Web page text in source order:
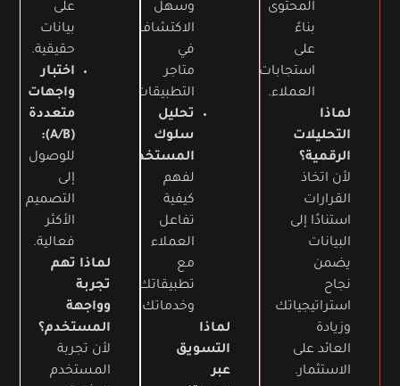
المحتوى
بناءً
على
استجابات
العملاء.
لماذا
التحليلات
الرقمية؟
لأن اتخاذ
القرارات
استنادًا إلى
البيانات
يضمن
نجاح
استراتيجياتك
وزيادة
العائد على
الاستثمار.
وسهل
الاكتشاف
في
متاجر
التطبيقات.
تحليل
سلوك
المستخدم:
لفهم
كيفية
تفاعل
العملاء
مع
تطبيقاتك
وخدماتك.
لماذا
التسويق
عبر
على
بيانات
حقيقية.
اختبار
واجهات
متعددة
(A/B):
للوصول
إلى
التصميم
الأكثر
فعالية.
لماذا تهم
تجربة
وواجهة
المستخدم؟
لأن تجربة
المستخدم